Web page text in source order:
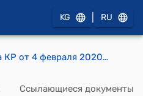
KG RU
Указ Президента КР от 4 февраля 2020 года УП № 16 "О Рыскуловой А.М."
Ссылающиеся документы